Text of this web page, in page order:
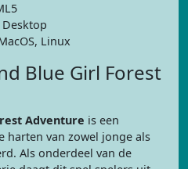
Desktop
Linux
Blue Girl Forest
Adventure is een
harten van zowel jonge als
Als onderdeel van de